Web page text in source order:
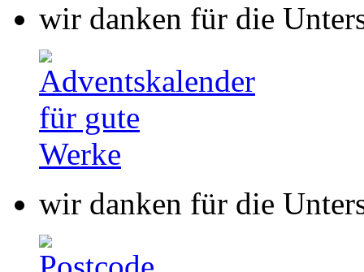
wir danken für die
wir danken für die
Stiftung für Menschen
München